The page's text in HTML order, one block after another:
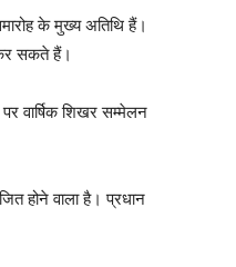
के मुख्य अतिथि हैं।
कर सकते हैं।
वार्षिक शिखर सम्मेलन
होने वाला है। प्रधान